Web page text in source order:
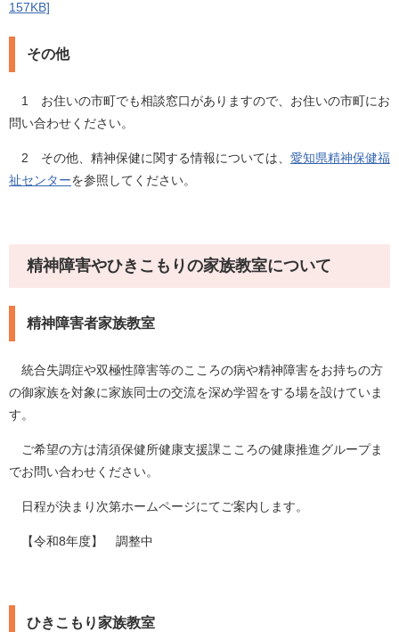
157KB]
その他
1 お住いの市町でも相談窓口がありますので、お住いの市町にお
問い合わせください。
2 その他、精神保健に関する情報については、 愛知県精神保健福
祉センターを参照してください。
精神障害やひきこもりの家族教室について
精神障害者家族教室
統合失調症や双極性障害等のこころの病や精神障害をお持ちの方
の御家族を対象に家族同士の交流を深め学習をする場を設けていま
す。
ご希望の方は清須保健所健康支援課こころの健康推進グループま
でお問い合わせください。
日程が決まり次第ホームページにてご案内します。
【令和8年度】 調整中
ひきこもり家族教室